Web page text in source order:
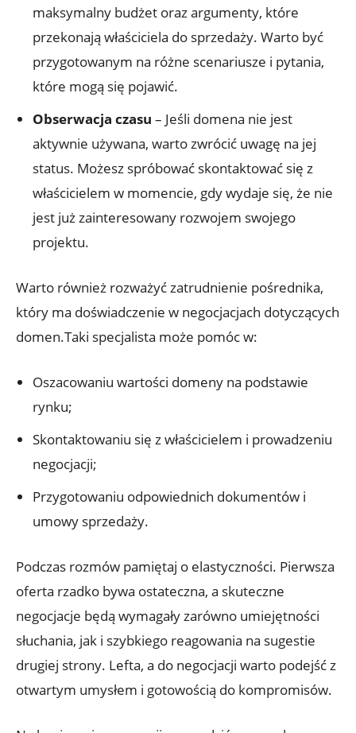
maksymalny budżet oraz argumenty, które
przekonają właściciela do sprzedaży. Warto być
przygotowanym na różne scenariusze i pytania,
które mogą się pojawić.
Obserwacja czasu – Jeśli domena nie jest
aktywnie używana, warto zwrócić uwagę na jej
status. Możesz spróbować skontaktować się z
właścicielem w momencie, gdy wydaje się, że nie
jest już zainteresowany rozwojem swojego
projektu.
Warto również rozważyć zatrudnienie pośrednika,
który ma doświadczenie w negocjacjach dotyczących
domen.Taki specjalista może pomóc w:
Oszacowaniu wartości domeny na podstawie
rynku;
Skontaktowaniu się z właścicielem i prowadzeniu
negocjacji;
Przygotowaniu odpowiednich dokumentów i
umowy sprzedaży.
Podczas rozmów pamiętaj o elastyczności. Pierwsza
oferta rzadko bywa ostateczna, a skuteczne
negocjacje będą wymagały zarówno umiejętności
słuchania, jak i szybkiego reagowania na sugestie
drugiej strony. Lefta, a do negocjacji warto podejść z
otwartym umysłem i gotowością do kompromisów.